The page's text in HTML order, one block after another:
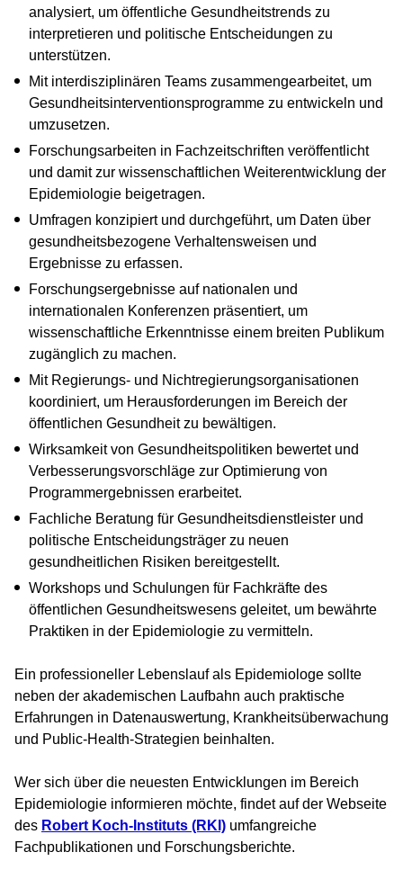
analysiert, um öffentliche Gesundheitstrends zu
interpretieren und politische Entscheidungen zu
unterstützen.
Mit interdisziplinären Teams zusammengearbeitet, um
Gesundheitsinterventionsprogramme zu entwickeln und
umzusetzen.
Forschungsarbeiten in Fachzeitschriften veröffentlicht
und damit zur wissenschaftlichen Weiterentwicklung der
Epidemiologie beigetragen.
Umfragen konzipiert und durchgeführt, um Daten über
gesundheitsbezogene Verhaltensweisen und
Ergebnisse zu erfassen.
Forschungsergebnisse auf nationalen und
internationalen Konferenzen präsentiert, um
wissenschaftliche Erkenntnisse einem breiten Publikum
zugänglich zu machen.
Mit Regierungs- und Nichtregierungsorganisationen
koordiniert, um Herausforderungen im Bereich der
öffentlichen Gesundheit zu bewältigen.
Wirksamkeit von Gesundheitspolitiken bewertet und
Verbesserungsvorschläge zur Optimierung von
Programmergebnissen erarbeitet.
Fachliche Beratung für Gesundheitsdienstleister und
politische Entscheidungsträger zu neuen
gesundheitlichen Risiken bereitgestellt.
Workshops und Schulungen für Fachkräfte des
öffentlichen Gesundheitswesens geleitet, um bewährte
Praktiken in der Epidemiologie zu vermitteln.
Ein professioneller Lebenslauf als Epidemiologe sollte
neben der akademischen Laufbahn auch praktische
Erfahrungen in Datenauswertung, Krankheitsüberwachung
und Public-Health-Strategien beinhalten.
Wer sich über die neuesten Entwicklungen im Bereich
Epidemiologie informieren möchte, findet auf der Webseite
des Robert Koch-Instituts (RKI) umfangreiche
Fachpublikationen und Forschungsberichte.